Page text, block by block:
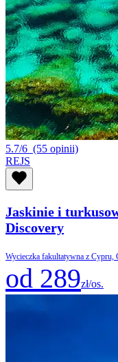
5.7/6 (55 opinii)
REJS
Jaskinie i
Discovery
Wycieczka fakultatywna z Cypru,
od 289zł/os.